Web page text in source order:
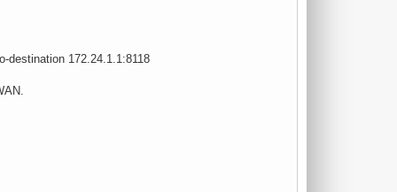
destination 172.24.1.1:8118